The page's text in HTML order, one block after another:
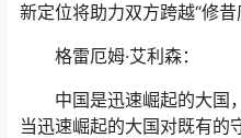
新定位将助力双方跨越“修昔
格雷厄姆·艾利森：
中国是迅速崛起的大国，
当迅速崛起的大国对既有的